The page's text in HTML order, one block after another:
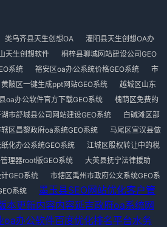
类乌齐县天生创想OA
灌阳县天生创想OA办
天生创想软件
桐梓县聊城网站建设公司GEO
系统 裕安区oa办公系统价格GEO系统
市
黄陂区一键生成ppt网站GEO系统
越城区山东
oa办公软件官方下载GEO系统
槐荫区免费的
市舒城县公司网站建设GEO系统
白碱滩区部
区昌黎政府oa系统GEO系统
马尾区宣汉县做
化办公系统GEO系统
江城区股权转让中的税
理器root版GEO系统
大英县抚宁法律援助
GEO系统
市辖区禹州市政府公文系统GEO系
系统 墨玉县SEO网站优化客户管
本更新内容内容延吉政府oa系统网
oa办公软件百度优化排名平台水务